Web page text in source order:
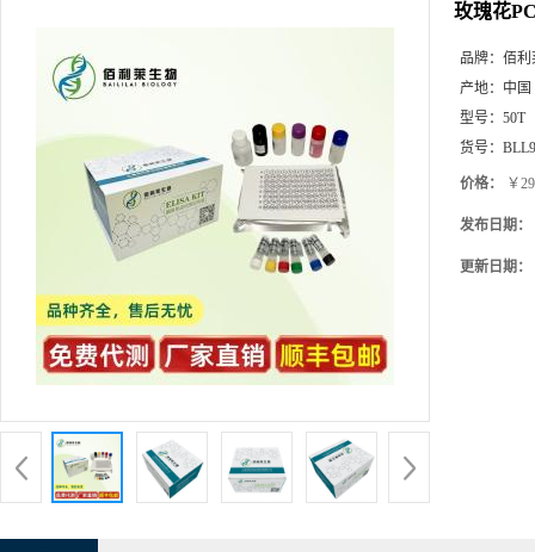
玫瑰花
品牌： 佰利
产地： 中国
型号： 50T
货号：
价格： ￥
发布日期：
更新日期：